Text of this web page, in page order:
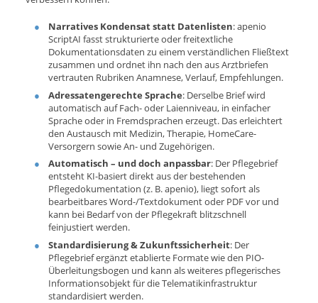
Narratives Kondensat statt Datenlisten: apenio
ScriptAI fasst strukturierte oder freitextliche
Dokumentationsdaten zu einem verständlichen Fließtext
zusammen und ordnet ihn nach den aus Arztbriefen
vertrauten Rubriken Anamnese, Verlauf, Empfehlungen.
Adressatengerechte Sprache: Derselbe Brief wird
automatisch auf Fach- oder Laienniveau, in einfacher
Sprache oder in Fremdsprachen erzeugt. Das erleichtert
den Austausch mit Medizin, Therapie, HomeCare-
Versorgern sowie An- und Zugehörigen.
Automatisch – und doch anpassbar: Der Pflegebrief
entsteht KI-basiert direkt aus der bestehenden
Pflegedokumentation (z. B. apenio), liegt sofort als
bearbeitbares Word-/Textdokument oder PDF vor und
kann bei Bedarf von der Pflegekraft blitzschnell
feinjustiert werden.
Standardisierung & Zukunftssicherheit: Der
Pflegebrief ergänzt etablierte Formate wie den PIO-
Überleitungsbogen und kann als weiteres pflegerisches
Informationsobjekt für die Telematikinfrastruktur
standardisiert werden.